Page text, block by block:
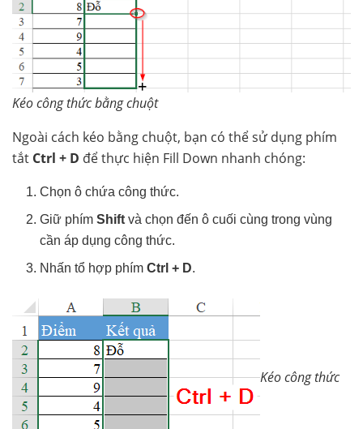
Kéo công thức bằng chuột
Ngoài cách kéo bằng chuột, bạn có thể sử dụng phím
tắt Ctrl + D để thực hiện Fill Down nhanh chóng:
Chọn ô chứa công thức.
Giữ phímShift và chọn đến ô cuối cùng trong vùng
cần áp dụng công thức.
Nhấn tổ hợp phímCtrl + D.
Kéo công thức